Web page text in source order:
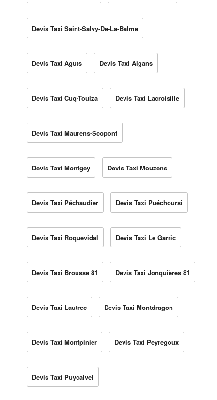
Devis Taxi Saint-Salvy-De-La-Balme
Devis Taxi Aguts Devis Taxi Algans
Devis Taxi Cuq-Toulza Devis Taxi Lacroisille
Devis Taxi Maurens-Scopont
Devis Taxi Montgey Devis Taxi Mouzens
Devis Taxi Péchaudier Devis Taxi Puéchoursi
Devis Taxi Roquevidal Devis Taxi Le Garric
Devis Taxi Brousse 81 Devis Taxi Jonquières 81
Devis Taxi Lautrec Devis Taxi Montdragon
Devis Taxi Montpinier Devis Taxi Peyregoux
Devis Taxi Puycalvel